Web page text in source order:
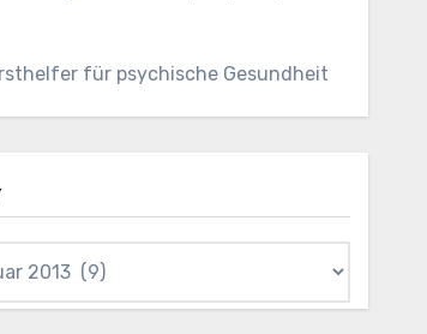
für psychische Gesundheit